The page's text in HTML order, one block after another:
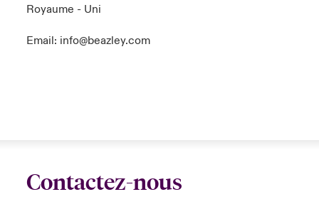
Royaume - Uni
Email: info@beazley.com
Contactez-nous